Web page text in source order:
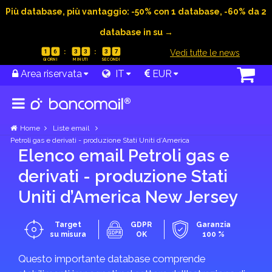
Più database, più vantaggio: -50% con 1 database, -60% da 2
database in su →
1 6 3 3 3 7 Vedi tutte le news
Area riservata IT EUR
Home
Liste email
Petroli gas e derivati - produzione Stati Uniti d’America
Elenco email Petroli gas e
derivati - produzione Stati
Uniti d’America New Jersey
Target
su misura
GDPR
OK
Garanzia
100 %
Questo importante database comprende